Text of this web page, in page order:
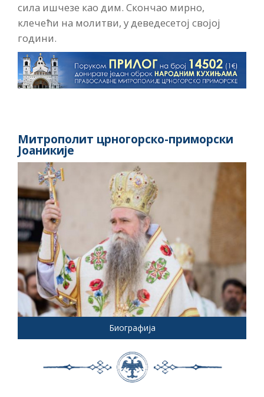
сила ишчезе као дим. Скончао мирно,
клечећи на молитви, у деведесетој својој
години.
Митрополит црногорско-приморски
Јоаникије
Биографија